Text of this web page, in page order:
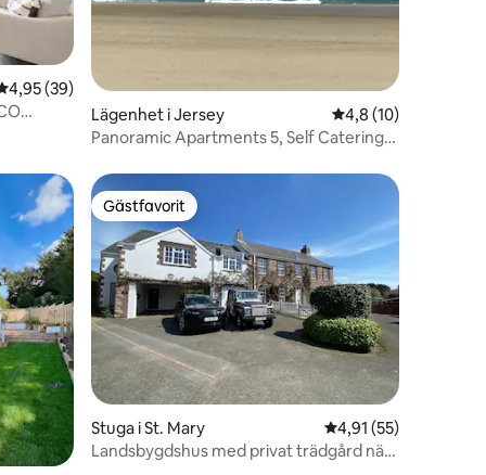
av 5 i genomsnittligt betyg, 39 omdömen
4,95 (39)
Lägenhet i Jersey 4,8 av 5 i
4,8 (10)
Panoramic Apartments 5, Self Catering,
Gästfavorit
Gästfavorit
Stuga i St. Mary 4,91 av 5 i
4,91 (55)
Landsbygdshus med privat trädgård nära